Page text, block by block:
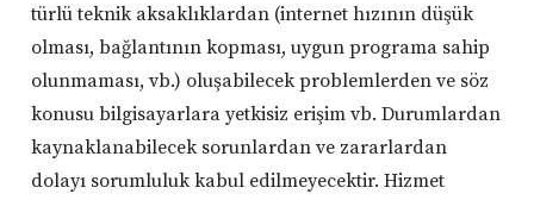
türlü teknik aksaklıklardan (internet hızının düşük
olması, bağlantının kopması, uygun programa sahip
olunmaması, vb.) oluşabilecek problemlerden ve söz
konusu bilgisayarlara yetkisiz erişim vb. Durumlardan
kaynaklanabilecek sorunlardan ve zararlardan
dolayı sorumluluk kabul edilmeyecektir. Hizmet